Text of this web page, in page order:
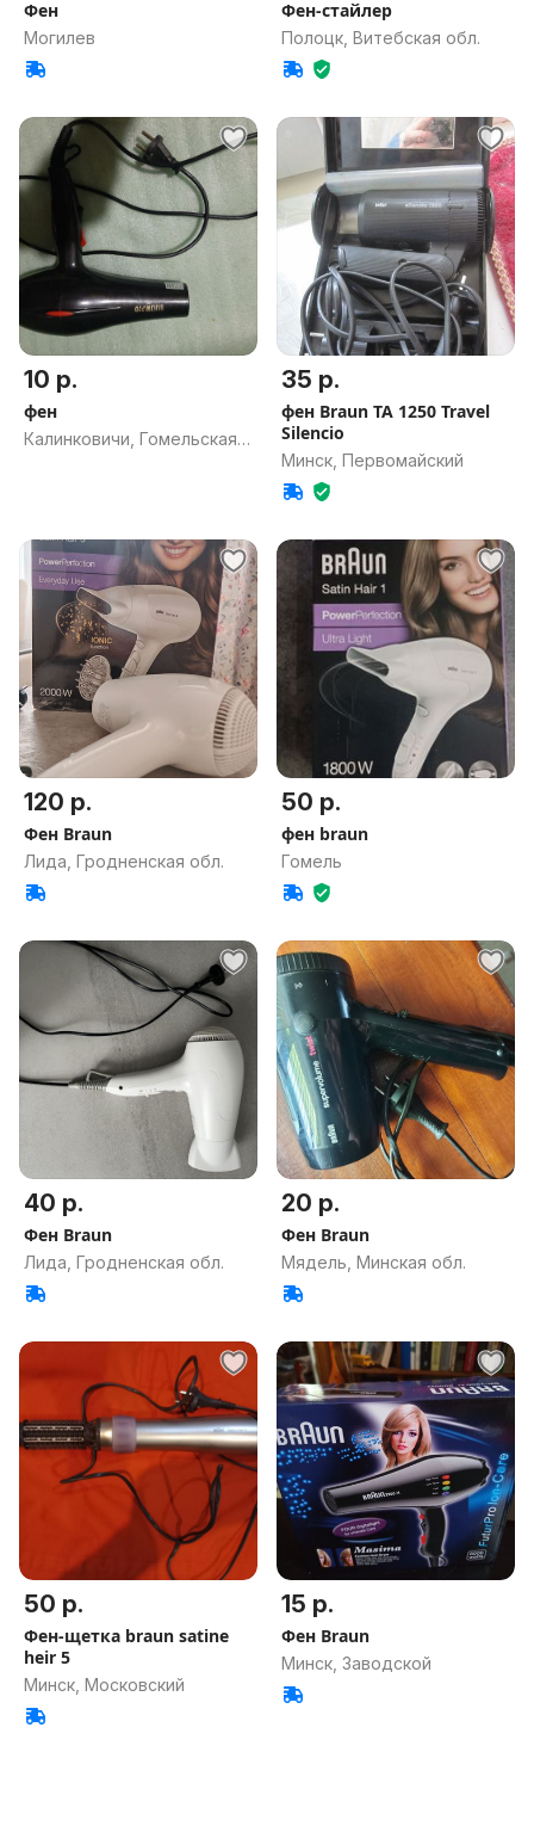
Фен
Могилев
Фен-стайлер
Полоцк, Витебская обл.
10 р.
фен
Калинковичи, Гомельская
35 р.
фен Braun TA 1250 Travel
Silencio
Минск, Первомайский
120 р.
Фен Braun
Лида, Гродненская обл.
50 р.
фен braun
Гомель
40 р.
Фен Braun
Лида, Гродненская обл.
20 р.
Фен Braun
Мядель, Минская обл.
50 р.
Фен-щетка braun satine
heir 5
Минск, Московский
15 р.
Фен Brаun
Минск, Заводской